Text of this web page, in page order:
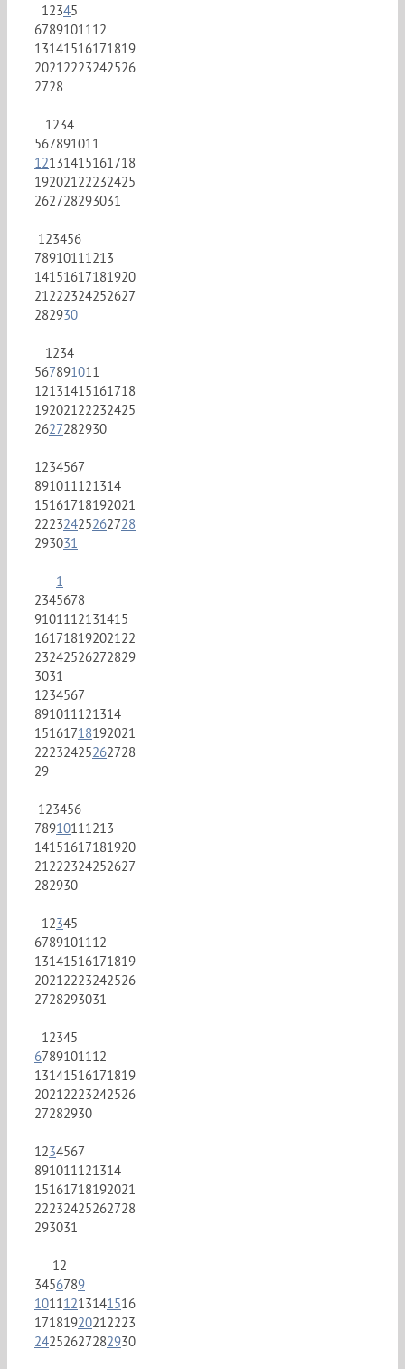
1 2345
67891011 12
13141516171819
2021 2223242526
2728
1 234
567891011
12131415161718
192021 22232425
262728293031
1 23456
7891011 1213
14151617181920
21 222324252627
282930
1 234
567891011
12131415161718
192021 22232425
2627282930
1 234567
891011 121314
15161718192021
22232425262728
293031
1
2345678
91011 12131415
161718192021 22
23242526272829
3031
1 234567
891011 121314
15161718192021
22232425262728
29
1 23456
7891011 1213
14151617181920
21 222324252627
282930
1 2345
67891011 12
13141516171819
2021 2223242526
2728293031
1 2345
67891011 12
13141516171819
2021 2223242526
27282930
1 234567
891011 121314
15161718192021
22232425262728
293031
1 2
3456789
1011 1213141516
1718192021 2223
24252627282930